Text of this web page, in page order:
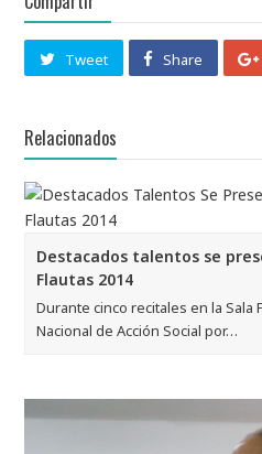
Tweet Share
Destacados talentos se
Flautas 2014
Durante cinco recitales en la Sala
Nacional de Acción Social por…